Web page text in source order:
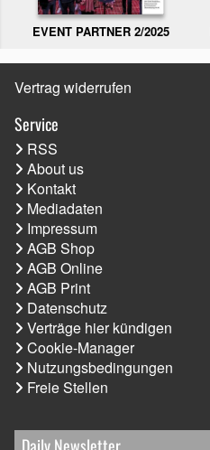
EVENT PARTNER 2/2025
Vertrag widerrufen
Service
RSS
About us
Kontakt
Mediadaten
Impressum
AGB Shop
AGB Online
AGB Print
Datenschutz
Verträge hier kündigen
Cookie-Manager
Nutzungsbedingungen
Freie Stellen